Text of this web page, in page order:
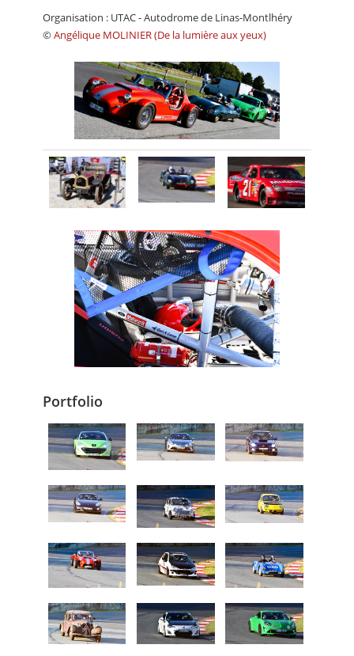
Organisation : UTAC - Autodrome de Linas-Montlhéry
©Angélique MOLINIER (De la lumière aux yeux)
Portfolio